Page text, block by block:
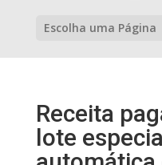
Escolha uma Página
Receita
lote